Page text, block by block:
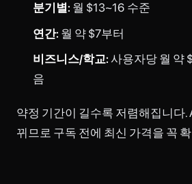
분기별: 월 $13~16 수준
연간: 월 약 $7부터
비즈니스/학교: 사용자당 월 약
음
약정 기간이 길수록 저렴해집니다.
뀌므로 구독 전에 최신 가격을 꼭